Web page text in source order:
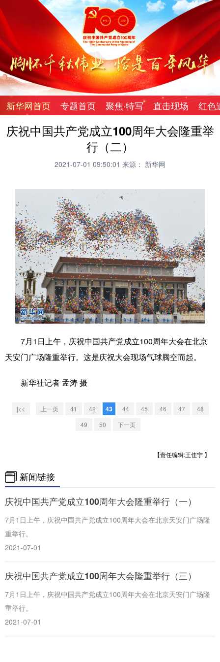
新华网首页 专题首页 聚焦·特写 直击现场 红色
庆祝中国共产党成立100周年大会隆重举
行（二）
2021-07-01 09:50:01 来源： 新华网
7月1日上午，庆祝中国共产党成立100周年大会在北京
天安门广场隆重举行。这是庆祝大会现场气球腾空而起。
新华社记者 孟涛 摄
|<< 上一页 41 42 43 44 45 46 47
48
49
50 下一页
【责任编辑:王佳宁 】
新闻链接
庆祝中国共产党成立100周年大会隆重举行（一）
7月1日上午，庆祝中国共产党成立100周年大会在北京天安门广场隆
重举行。
2021-07-01
庆祝中国共产党成立100周年大会隆重举行（三）
7月1日上午，庆祝中国共产党成立100周年大会在北京天安门广场隆
重举行。
2021-07-01